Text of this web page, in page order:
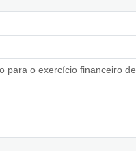
para o exercício financeiro de